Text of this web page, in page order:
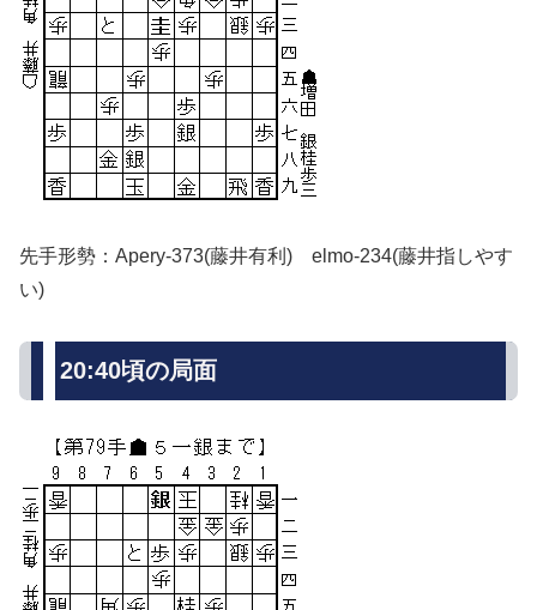
先手形勢：Apery-373(藤井有利) elmo-234(藤井指しやす
い)
20:40頃の局面